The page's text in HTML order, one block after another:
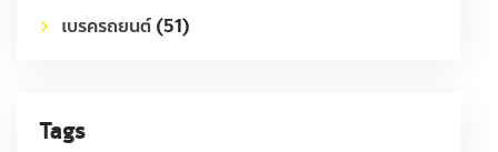
เบรครถยนต์(51)
Tags